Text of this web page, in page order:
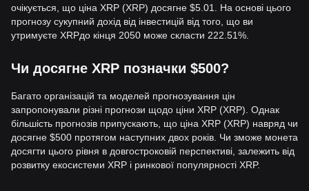
очікується, що ціна XRP (XRP) досягне $5.01. На основі цього
прогнозу сукупний дохід від інвестицій від того, що ви
утримуєте XRPдо кінця 2050 може скласти 222.51%.
Чи досягне XRP позначки $500?
Багато організацій та моделей прогнозування цін
запропонували різні прогнози щодо ціни XRP (XRP). Однак
більшість прогнозів припускають, що ціна XRP (XRP) навряд чи
досягне $500 протягом наступних двох років. Чи зможе монета
досягти цього рівня в довгостроковій перспективі, залежить від
розвитку екосистеми XRP і ринкової популярності XRP.